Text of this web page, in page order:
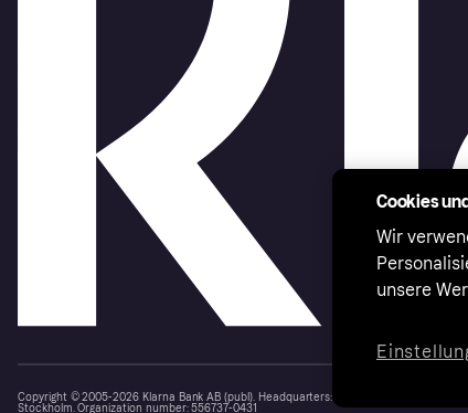
Copyright © 2005-2026 Klarna Bank AB (publ). Headquarters: Stockholm, Sweden. All
Stockholm. Organization number: 556737-0431
Cookies
Wir
unsere